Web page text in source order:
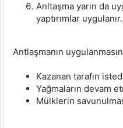
Anltaşma yarın da
yaptırımlar uygulanır.
Antlaşmanın
Kazanan tarafın
Yağmaların devam
Mülklerin